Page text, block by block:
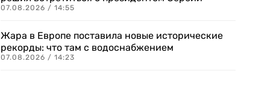
07.08.2026 / 14:55
Жара в Европе поставила новые исторические
рекорды: что там с водоснабжением
07.08.2026 / 14:23